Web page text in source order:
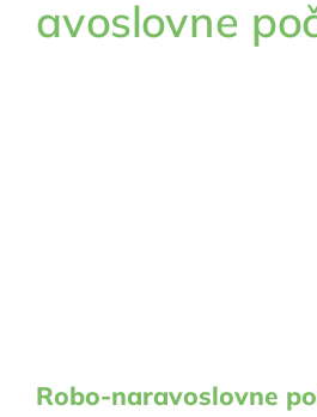
Robo-naravoslovne